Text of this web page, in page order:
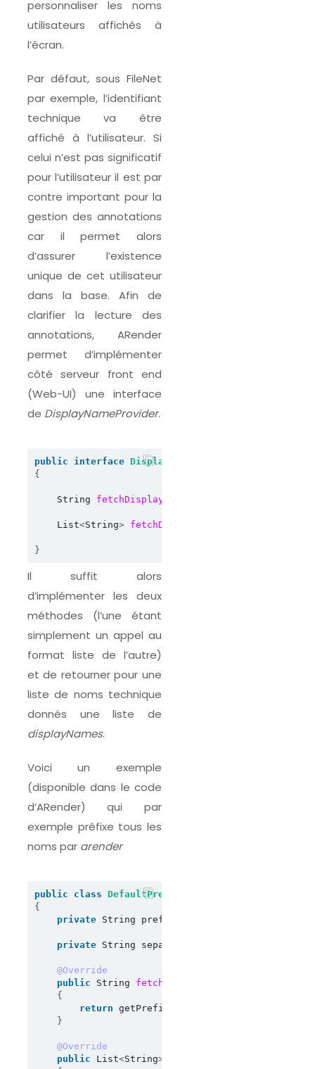
personnaliser les noms
utilisateurs affichés à
l’écran.
Par défaut, sous FileNet
par exemple, l’identifiant
technique va être
affiché à l’utilisateur. Si
celui n’est pas significatif
pour l’utilisateur il est par
contre important pour la
gestion des annotations
car il permet alors
d’assurer l’existence
unique de cet utilisateur
dans la base. Afin de
clarifier la lecture des
annotations, ARender
permet d’implémenter
côté serveur front end
(Web-UI) une interface
de DisplayNameProvider.
public interface DisplayNameProvider
{
    String
fetchDisplayName
    List
<String> fetchDisplayNames
}
Il suffit alors
d’implémenter les deux
méthodes (l’une étant
simplement un appel au
format liste de l’autre)
et de retourner pour une
liste de noms technique
donnés une liste de
displayNames.
Voici un exemple
(disponible dans le code
d’ARender) qui par
exemple préfixe tous les
noms par arender
public class DefaultPrefixerDisplayNameProvider
{
private String prefix
private String separator
@Override
public String fetchDisplayName
{
return getPrefixedString
}
@Override
public List<String>